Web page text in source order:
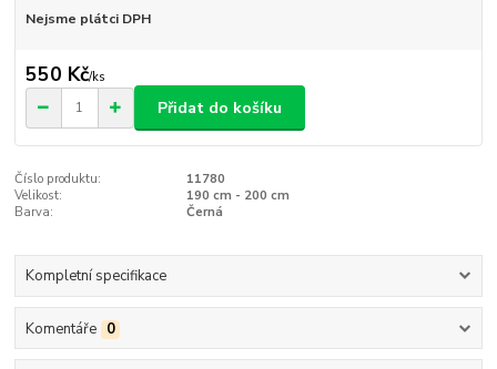
Nejsme plátci DPH
550 Kč/ks
Přidat do košíku
Číslo produktu:
11780
Velikost:
190 cm - 200 cm
Barva:
Černá
Kompletní specifikace
Komentáře 0